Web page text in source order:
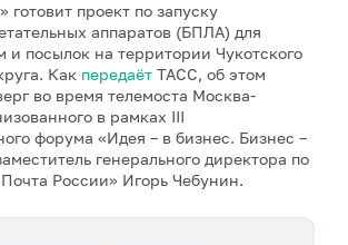
готовит проект по запуску
аппаратов (БПЛА) для
и посылок на территории Чукотского
Как передаёт ТАСС, об этом
во время телемоста Москва-
в рамках III
форума «Идея – в бизнес. Бизнес –
генерального директора по
России» Игорь Чебунин.